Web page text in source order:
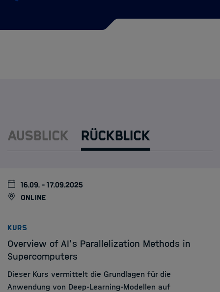
KI in Verwaltung & Management
HPC Trainings in Helmholtz
Mobilität
HIDA
Jobs
Ausblick Rückblick
16.09. - 17.09.2025
online
KURS:
Overview of AI's Parallelization Methods in
Supercomputers
Dieser Kurs vermittelt die Grundlagen für die
Anwendung von Deep-Learning-Modellen auf